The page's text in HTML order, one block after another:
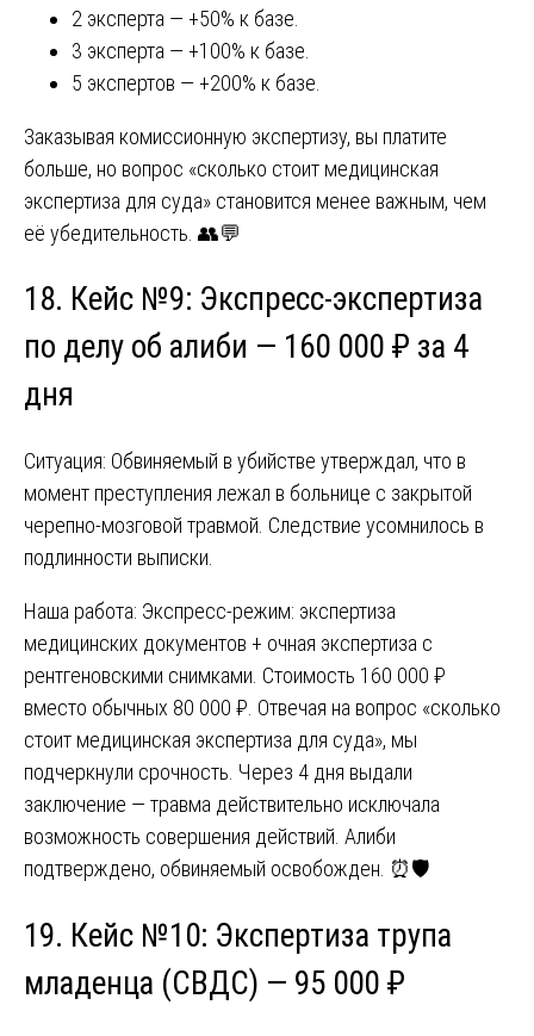
2 эксперта — +50% к базе.
3 эксперта — +100% к базе.
5 экспертов — +200% к базе.
Заказывая комиссионную экспертизу, вы платите
больше, но вопрос «сколько стоит медицинская
экспертиза для суда» становится менее важным, чем
её убедительность. 👥💬
18. Кейс №9: Экспресс-экспертиза
по делу об алиби — 160 000 ₽ за 4
дня
Ситуация: Обвиняемый в убийстве утверждал, что в
момент преступления лежал в больнице с закрытой
черепно-мозговой травмой. Следствие усомнилось в
подлинности выписки.
Наша работа: Экспресс-режим: экспертиза
медицинских документов + очная экспертиза с
рентгеновскими снимками. Стоимость 160 000 ₽
вместо обычных 80 000 ₽. Отвечая на вопрос «сколько
стоит медицинская экспертиза для суда», мы
подчеркнули срочность. Через 4 дня выдали
заключение — травма действительно исключала
возможность совершения действий. Алиби
подтверждено, обвиняемый освобожден. ⏰🛡️
19. Кейс №10: Экспертиза трупа
младенца (СВДС) — 95 000 ₽